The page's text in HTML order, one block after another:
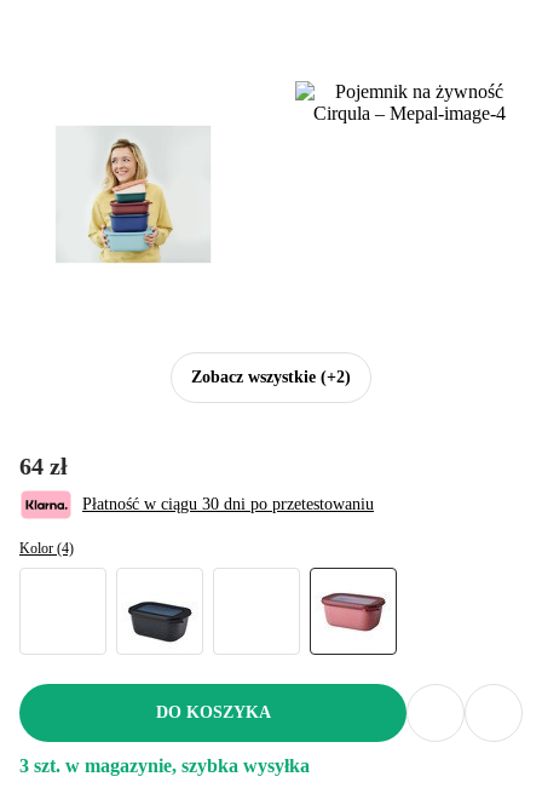
Zobacz wszystkie (+2)
64 zł
Płatność w ciągu 30 dni po przetestowaniu
Kolor (4)
DO KOSZYKA
3 szt. w magazynie, szybka wysyłka